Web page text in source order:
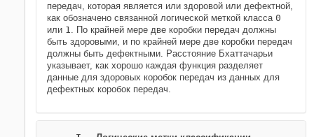
передач, которая является или здоровой или дефектной,
как обозначено связанной логической меткой класса 0
или 1. По крайней мере две коробки передач должны
быть здоровыми, и по крайней мере две коробки передач
должны быть дефектными. Расстояние Бхаттачарьи
указывает, как хорошо каждая функция разделяет
данные для здоровых коробок передач из данных для
дефектных коробок передач.